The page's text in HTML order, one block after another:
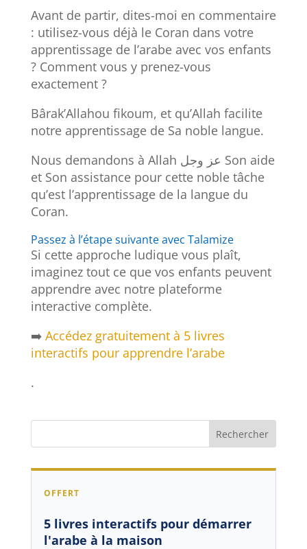
Avant de partir, dites-moi en commentaire
: utilisez-vous déjà le Coran dans votre
apprentissage de l’arabe avec vos enfants
? Comment vous y prenez-vous
exactement ?
Bârak’Allahou fikoum, et qu’Allah facilite
notre apprentissage de Sa noble langue.
Nous demandons à Allah عز وجل Son aide
et Son assistance pour cette noble tâche
qu’est l’apprentissage de la langue du
Coran.
Passez à l’étape suivante avec Talamize
Si cette approche ludique vous plaît,
imaginez tout ce que vos enfants peuvent
apprendre avec notre plateforme
interactive complète.
➡️ Accédez gratuitement à 5 livres
interactifs pour apprendre l’arabe
.
OFFERT
5 livres interactifs pour démarrer
l'arabe à la maison